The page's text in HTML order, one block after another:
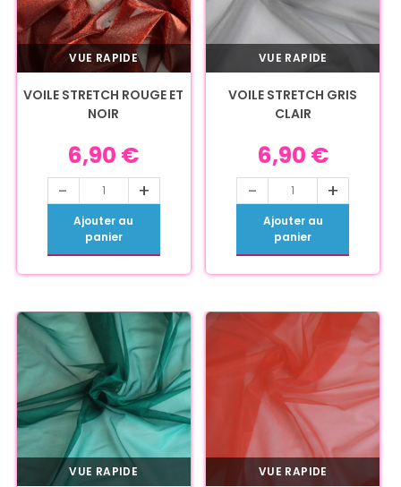
VUE RAPIDE
VOILE STRETCH ROUGE ET
NOIR
6,90 €
- +
Ajouter au
panier
VUE RAPIDE
VOILE STRETCH GRIS
CLAIR
6,90 €
- +
Ajouter au
panier
VUE RAPIDE VUE RAPIDE